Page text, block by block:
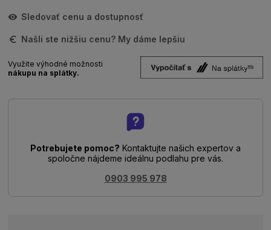
Sledovať cenu a dostupnosť
Našli ste nižšiu cenu? My dáme lepšiu
Využite výhodné možnosti
nákupu na splátky.
Potrebujete pomoc? Kontaktujte našich expertov a
spoločne nájdeme ideálnu podlahu pre vás.
0903 995 978